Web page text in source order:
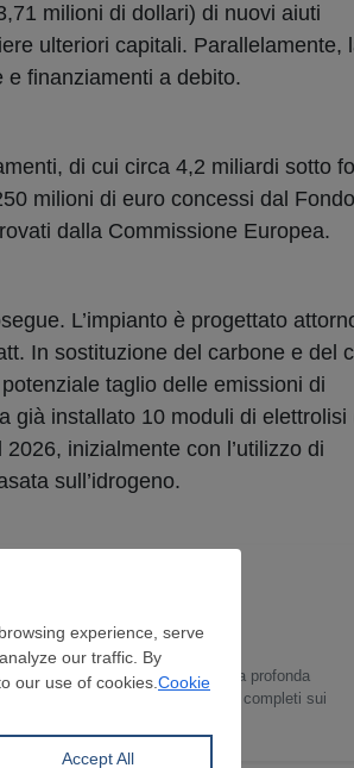
milioni di dollari) di nuovi aiuti
ulteriori capitali. Parallelamente,
finanziamenti a debito.
di cui circa 4,2 miliardi sotto
milioni di euro concessi dal
dalla Commissione Europea.
L’impianto è progettato
In sostituzione del carbone e del
taglio delle emissioni di
già installato 10 moduli di elettrolisi
inizialmente con l’utilizzo di
sull’idrogeno.
gli ultimi 15 anni sviluppando una profonda
Scrivo e curo notizie e report completi sui